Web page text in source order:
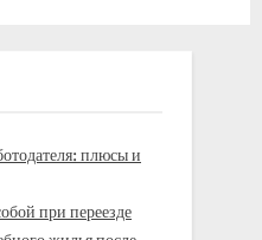
плюсы и
при переезде